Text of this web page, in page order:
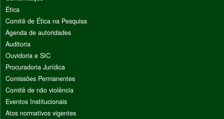
Ética
Comitê de Ética na Pesquisa
Agenda de autoridades
Auditoria
Ouvidoria e SIC
Procuradoria Jurídica
Comissões Permanentes
Comitê de não violência
Eventos Institucionais
Atos normativos vigentes